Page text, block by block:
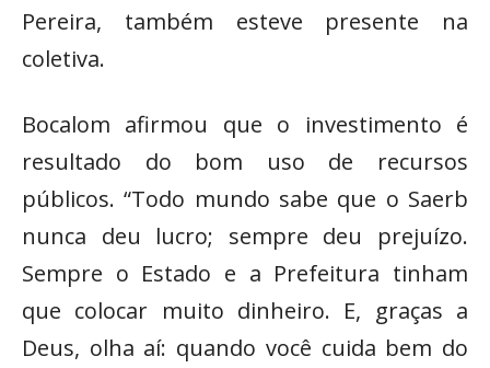
Pereira, também esteve presente na
coletiva.
Bocalom afirmou que o investimento é
resultado do bom uso de recursos
públicos. “Todo mundo sabe que o Saerb
nunca deu lucro; sempre deu prejuízo.
Sempre o Estado e a Prefeitura tinham
que colocar muito dinheiro. E, graças a
Deus, olha aí: quando você cuida bem do